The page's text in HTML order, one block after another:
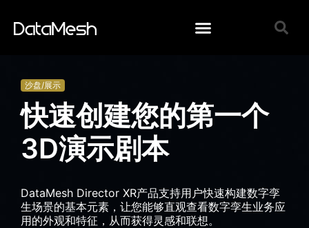
沙盘/展示
快速创建您的第一个
3D演示剧本
DataMesh Director XR产品支持用户快速构建数字孪
生场景的基本元素，让您能够直观查看数字孪生业务应
用的外观和特征，从而获得灵感和联想。